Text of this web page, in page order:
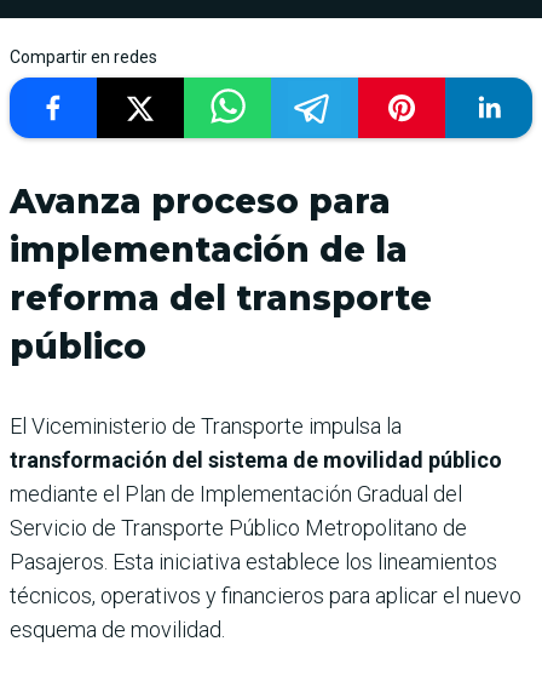
Compartir en redes
Avanza proceso para
implementación de la
reforma del transporte
público
El Viceministerio de Transporte impulsa la
transformación del sistema de movilidad público
mediante el Plan de Implementación Gradual del
Servicio de Transporte Público Metropolitano de
Pasajeros. Esta iniciativa establece los lineamientos
técnicos, operativos y financieros para aplicar el nuevo
esquema de movilidad.